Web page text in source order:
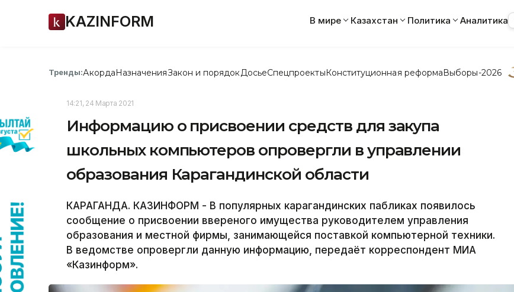
KAZINFORM В мире Казахстан Политика Аналитика
Тренды:АкордаНазначенияЗакон и порядок ДосьеСпецпроектыКонституционная реформаВыборы-2026
14:21, 24 Марта 2021
Информацию о присвоении средств для закупа
школьных компьютеров опровергли в управлении
образования Карагандинской области
КАРАГАНДА. КАЗИНФОРМ - В популярных карагандинских пабликах появилось
сообщение о присвоении ввереного имущества руководителем управления
образования и местной фирмы, занимающейся поставкой компьютерной техники.
В ведомстве опровергли данную информацию, передаёт корреспондент МИА
«Казинформ».